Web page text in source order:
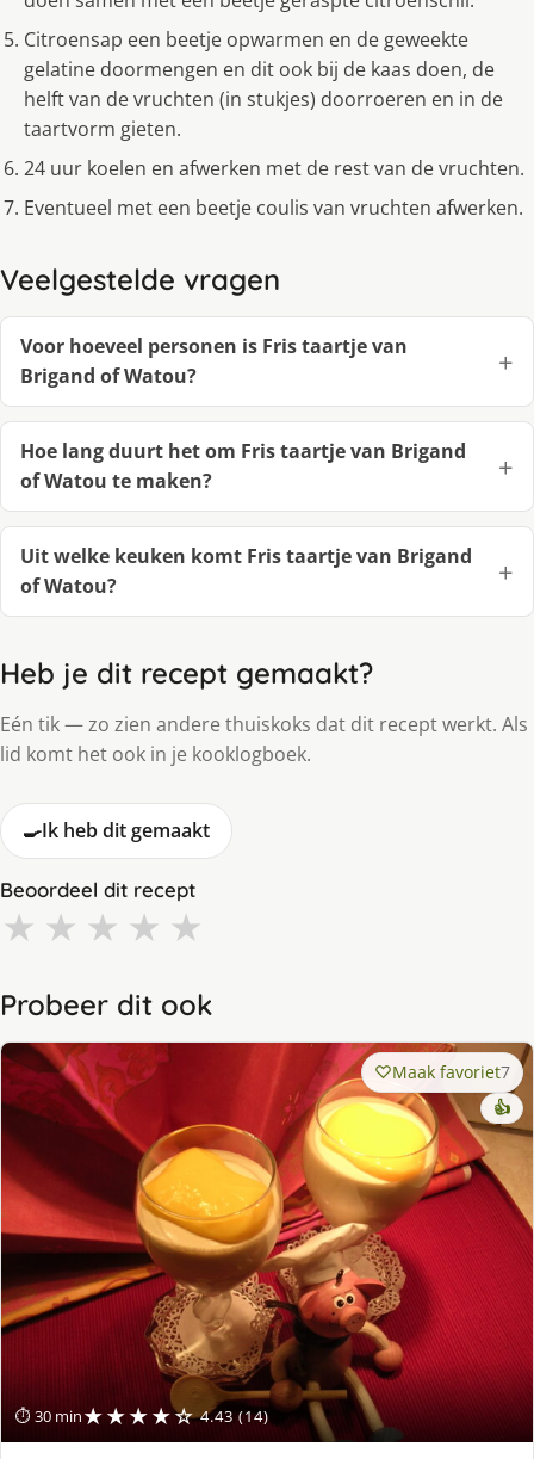
Citroensap een beetje opwarmen en de geweekte
gelatine doormengen en dit ook bij de kaas doen, de
helft van de vruchten (in stukjes) doorroeren en in de
taartvorm gieten.
24 uur koelen en afwerken met de rest van de vruchten.
Eventueel met een beetje coulis van vruchten afwerken.
Veelgestelde vragen
Voor hoeveel personen is Fris taartje van
Brigand of Watou?
Hoe lang duurt het om Fris taartje van Brigand
of Watou te maken?
Uit welke keuken komt Fris taartje van Brigand
of Watou?
Heb je dit recept gemaakt?
Eén tik — zo zien andere thuiskoks dat dit recept werkt. Als
lid komt het ook in je kooklogboek.
🍳Ik heb dit gemaakt
Beoordeel dit recept
★ ★ ★ ★ ★
Probeer dit ook
⏱ 30 min★★★★☆ 4.43 (14)
Maak favoriet7
👍